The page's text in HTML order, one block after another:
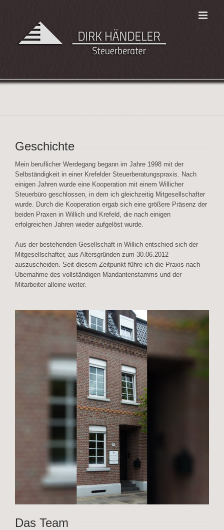
Geschichte
Mein beruflicher Werdegang begann im Jahre 1998 mit der
Selbständigkeit in einer Krefelder Steuerberatungspraxis. Nach
einigen Jahren wurde eine Kooperation mit einem Willicher
Steuerbüro geschlossen, in dem ich gleichzeitig Mitgesellschafter
wurde. Durch die Kooperation ergab sich eine größere Präsenz der
beiden Praxen in Willich und Krefeld, die nach einigen
erfolgreichen Jahren wieder aufgelöst wurde.
Aus der bestehenden Gesellschaft in Willich entschied sich der
Mitgesellschafter, aus Altersgründen zum 30.06.2012
auszuscheiden. Seit diesem Zeitpunkt führe ich die Praxis nach
Übernahme des vollständigen Mandantenstamms und der
Mitarbeiter alleine weiter.
Das Team